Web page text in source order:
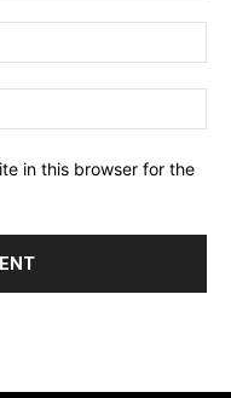
in this browser for the